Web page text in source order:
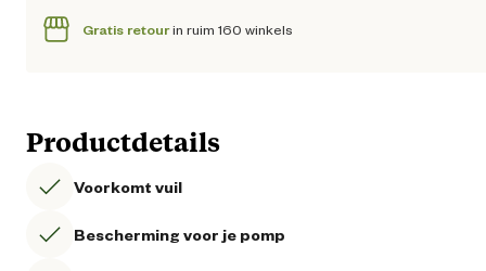
Gratis retourin ruim 160 winkels
Productdetails
Voorkomt vuil
Bescherming voor je pomp